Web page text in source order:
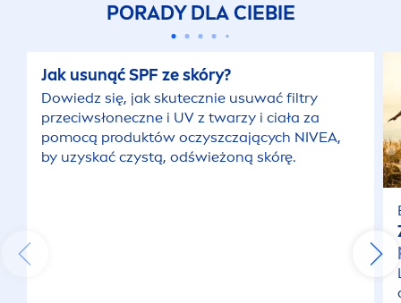
PORADY DLA CIEBIE
Jak usunąć SPF ze skóry?
Dowiedz się, jak skutecznie usuwać filtry
przeciwsłoneczne i UV z twarzy i ciała za
pomocą produktów oczyszczających NIVEA,
by uzyskać czystą, odświeżoną skórę.